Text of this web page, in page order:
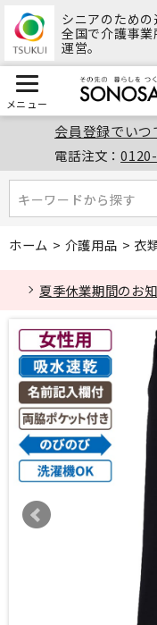
シニアのための
全国で介護事
運営。
メニュー
会員登録でいつ
電話注文：
キーワードから探す
キーワードから探す
ホーム > 介護用品 > 衣
夏季休業期間のお